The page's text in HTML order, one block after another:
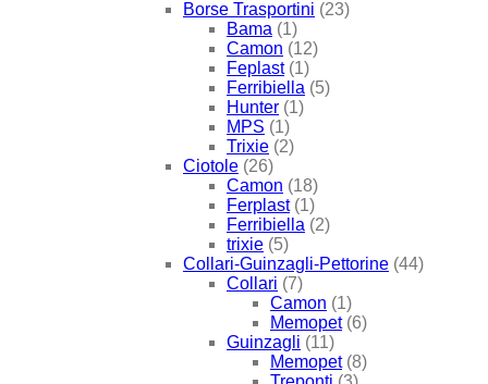
Borse Trasportini (23)
Bama (1)
Camon (12)
Feplast (1)
Ferribiella (5)
Hunter (1)
MPS (1)
Trixie (2)
Ciotole (26)
Camon (18)
Ferplast (1)
Ferribiella (2)
trixie (5)
Collari-Guinzagli-Pettorine (44)
Collari (7)
Camon (1)
Memopet (6)
Guinzagli (11)
Memopet (8)